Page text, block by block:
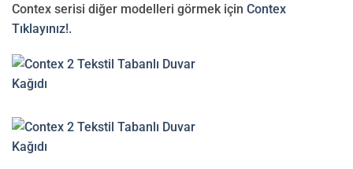
Contex serisi diğer modelleri görmek için Contex
Tıklayınız!.